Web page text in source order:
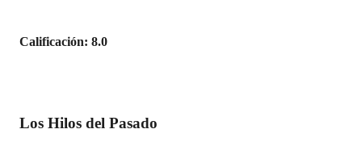
Calificación: 8.0
Los Hilos del Pasado